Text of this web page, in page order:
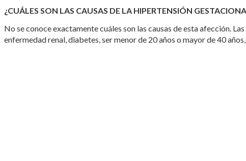
¿CUÁLES SON LAS CAUSAS DE LA HIPERTENSIÓN
No se conoce exactamente cuáles son las causas de esta afección.
enfermedad renal, diabetes, ser menor de 20 años o mayor de 40